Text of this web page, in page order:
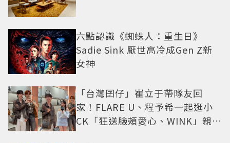
六點認識《蜘蛛人：重生日》
Sadie Sink 厭世高冷成Gen Z新
女神
「台灣囝仔」崔立于帶隊友回
家！FLARE U、程予希一起逛小
CK「狂送臉頰愛心、WINK」親曝